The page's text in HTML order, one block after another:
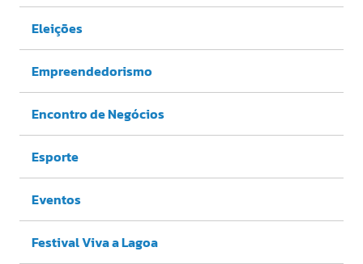
Eleições
Empreendedorismo
Encontro de Negócios
Esporte
Eventos
Festival Viva a Lagoa